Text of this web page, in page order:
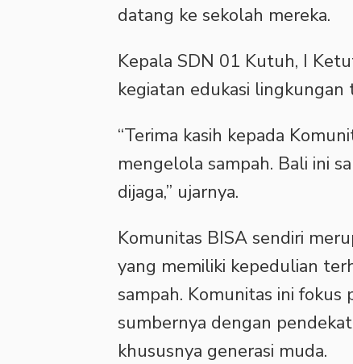
datang ke sekolah mereka.
‎Kepala SDN 01 Kutuh, I
kegiatan edukasi lingkungan
‎“Terima kasih kepada
mengelola sampah. Bali ini
dijaga,” ujarnya.
‎Komunitas BISA sendiri
yang memiliki kepedulian
sampah. Komunitas ini fokus
sumbernya dengan
khususnya generasi muda.